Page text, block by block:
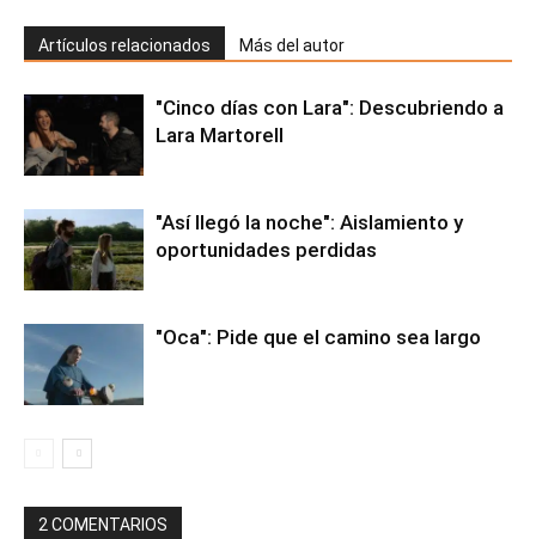
Artículos relacionados Más del autor
"Cinco días con Lara": Descubriendo a
Lara Martorell
"Así llegó la noche": Aislamiento y
oportunidades perdidas
"Oca": Pide que el camino sea largo
2 COMENTARIOS